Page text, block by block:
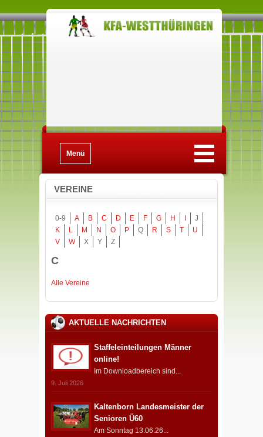
Menü
VEREINE
0-9 A B C D E F G H
J
K
L M N O P Q R S T
U
V
W X Y Z
C
Alle Vereine
AKTUELLE NACHRICHTEN
Staffeleinteilungen Männer
online!
Im Downloadbereich sind...
9. Juli 2026
Kaltenborn Landesmeister der
Senioren Ü60
Am Sonntag 13.06.26...